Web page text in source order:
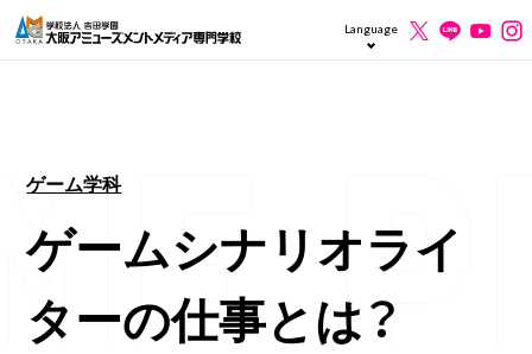
Language
ゲーム学科
ゲームシナリオライ
ターの仕事とは？